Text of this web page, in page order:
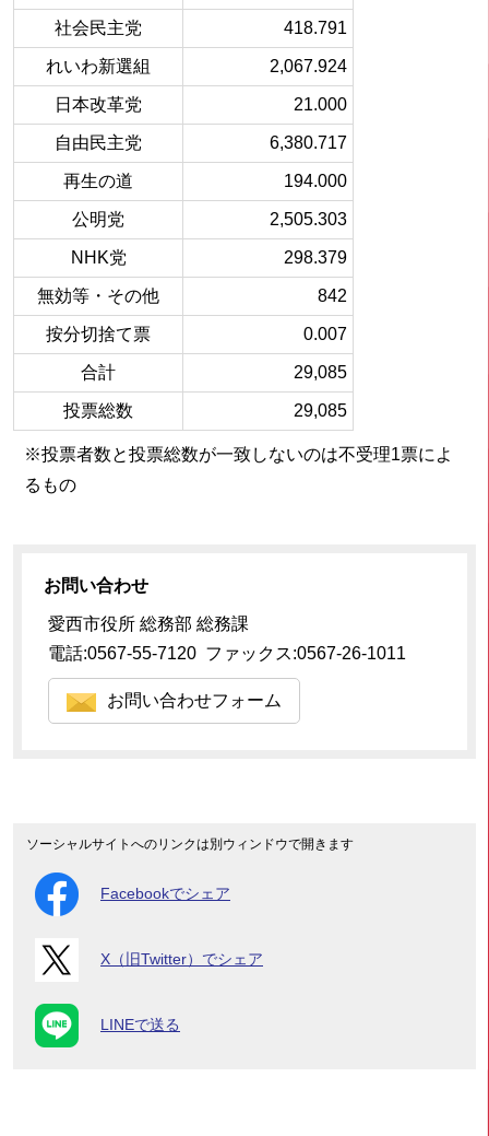
社会民主党 418.791
れいわ新選組 2,067.924
日本改革党 21.000
自由民主党 6,380.717
再生の道 194.000
公明党 2,505.303
NHK党 298.379
無効等・その他 842
按分切捨て票 0.007
合計 29,085
投票総数 29,085
※投票者数と投票総数が一致しないのは不受理1票によ
るもの
お問い合わせ
愛西市役所 総務部 総務課
電話:0567-55-7120 ファックス:0567-26-1011
お問い合わせフォーム
ソーシャルサイトへのリンクは別ウィンドウで開きます
Facebookでシェア
X（旧Twitter）でシェア
LINEで送る